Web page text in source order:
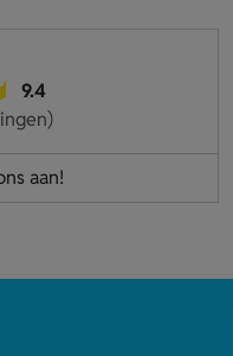
9.4
aan!